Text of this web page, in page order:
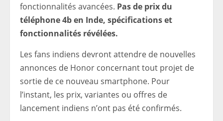
fonctionnalités avancées. Pas de prix du
téléphone 4b en Inde, spécifications et
fonctionnalités révélées.
Les fans indiens devront attendre de nouvelles
annonces de Honor concernant tout projet de
sortie de ce nouveau smartphone. Pour
l’instant, les prix, variantes ou offres de
lancement indiens n’ont pas été confirmés.